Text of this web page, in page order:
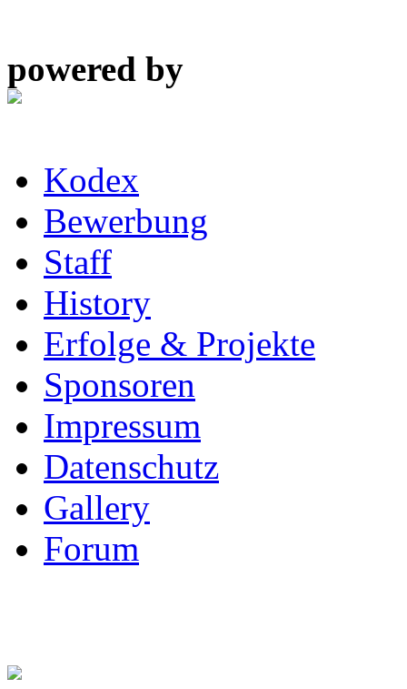
powered by
Kodex
Bewerbung
Staff
History
Erfolge & Projekte
Sponsoren
Impressum
Datenschutz
Gallery
Forum